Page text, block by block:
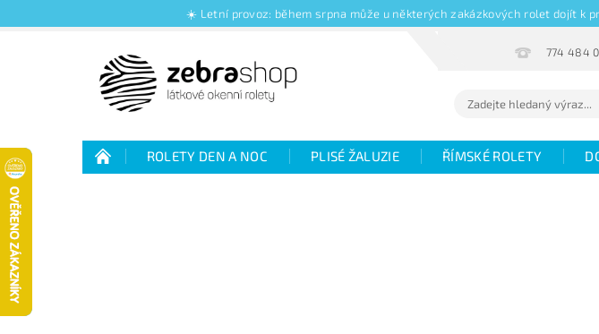
☀️ Letní provoz: během srpna může u některých zakázkových rolet dojít k
774 484
ROLETY DEN A NOC PLISÉ ŽALUZIE ŘÍMSKÉ ROLETY